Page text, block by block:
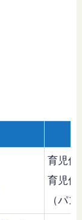
育児休
育児休
（パ